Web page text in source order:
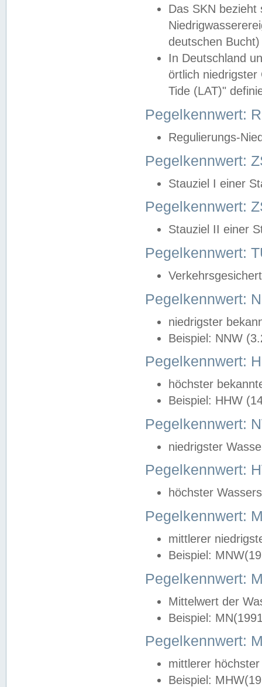
Das SKN
deutschen
In Deutschland
örtlich
Tide (LAT)"
Pegelkennwert:
Regulierungs-
Pegelkennwert:
Stauziel I einer
Pegelkennwert:
Stauziel II einer
Pegelkennwert:
Pegelkennwert:
niedrigster
Beispiel: NNW
Pegelkennwert:
höchster
Beispiel: HHW
Pegelkennwert:
niedrigster
Pegelkennwert:
höchster
Pegelkennwert:
mittlerer
Beispiel:
Pegelkennwert:
Mittelwert der
Beispiel:
Pegelkennwert:
mittlerer
Beispiel: